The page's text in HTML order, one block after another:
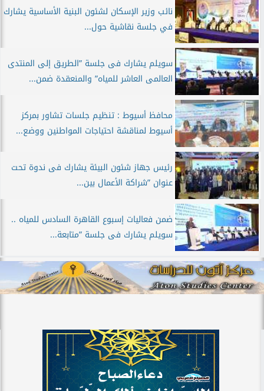
نائب وزير الإسكان لشئون البنية الأساسية يشارك
في جلسة نقاشية حول...
سويلم يشارك فى جلسة ”الطريق إلى المنتدى
العالمى العاشر للمياه” والمنعقدة ضمن...
محافظ أسيوط : تنظيم جلسات تشاور بمركز
أسيوط لمناقشة احتياجات المواطنين ووضع...
رئيس جهاز شئون البيئة يشارك فى ندوة تحت
عنوان ”شراكة الأعمال بين...
ضمن فعاليات إسبوع القاهرة السادس للمياه ..
سويلم يشارك فى جلسة ”متابعة...